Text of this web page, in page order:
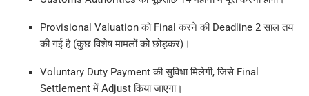
Provisional Valuation को Final करने की Deadline 2 साल तय
की गई है (कुछ विशेष मामलों को छोड़कर)।
Voluntary Duty Payment की सुविधा मिलेगी, जिसे Final
Settlement में Adjust किया जाएगा।